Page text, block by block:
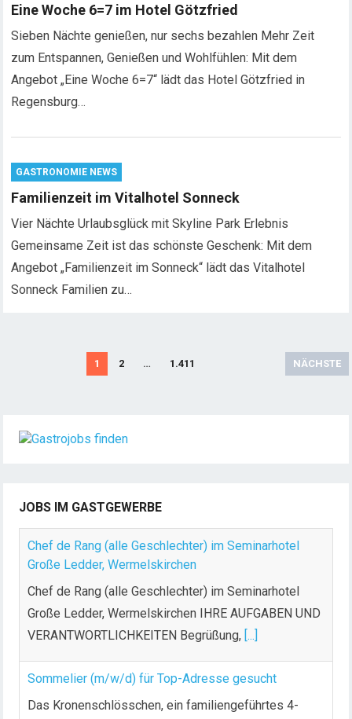
Eine Woche 6=7 im Hotel Götzfried
Sieben Nächte genießen, nur sechs bezahlen Mehr Zeit
zum Entspannen, Genießen und Wohlfühlen: Mit dem
Angebot „Eine Woche 6=7“ lädt das Hotel Götzfried in
Regensburg…
GASTRONOMIE NEWS
Familienzeit im Vitalhotel Sonneck
Vier Nächte Urlaubsglück mit Skyline Park Erlebnis
Gemeinsame Zeit ist das schönste Geschenk: Mit dem
Angebot „Familienzeit im Sonneck“ lädt das Vitalhotel
Sonneck Familien zu…
1 2 … 1.411 NÄCHSTE
JOBS IM GASTGEWERBE
Chef de Rang (alle Geschlechter) im Seminarhotel
Große Ledder, Wermelskirchen
Chef de Rang (alle Geschlechter) im Seminarhotel
Große Ledder, Wermelskirchen IHRE AUFGABEN UND
VERANTWORTLICHKEITEN Begrüßung, [...]
Sommelier (m/w/d) für Top-Adresse gesucht
Das Kronenschlösschen, ein familiengeführtes 4-